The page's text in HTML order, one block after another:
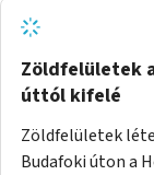
Zöldfelületek
úttól kifelé
Zöldfelületek
Budafoki úton a